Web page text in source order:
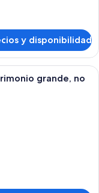
y disponibilidad
de hotel con cama,
grande, no